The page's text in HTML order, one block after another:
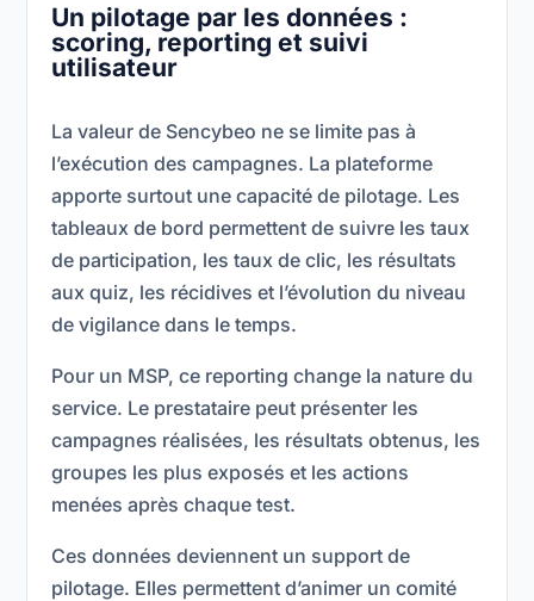
Un pilotage par les données :
scoring, reporting et suivi
utilisateur
La valeur de Sencybeo ne se limite pas à
l’exécution des campagnes. La plateforme
apporte surtout une capacité de pilotage. Les
tableaux de bord permettent de suivre les taux
de participation, les taux de clic, les résultats
aux quiz, les récidives et l’évolution du niveau
de vigilance dans le temps.
Pour un MSP, ce reporting change la nature du
service. Le prestataire peut présenter les
campagnes réalisées, les résultats obtenus, les
groupes les plus exposés et les actions
menées après chaque test.
Ces données deviennent un support de
pilotage. Elles permettent d’animer un comité